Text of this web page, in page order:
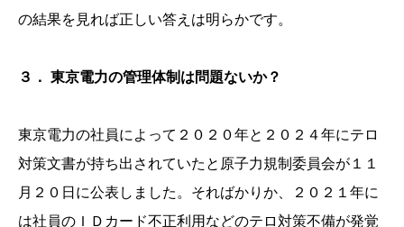
の結果を見れば正しい答えは明らかです。
３． 東京電力の管理体制は問題ないか？
東京電力の社員によって２０２０年と２０２４年にテロ
対策文書が持ち出されていたと原子力規制委員会が１１
月２０日に公表しました。そればかりか、２０２１年に
は社員のＩＤカード不正利用などのテロ対策不備が発覚